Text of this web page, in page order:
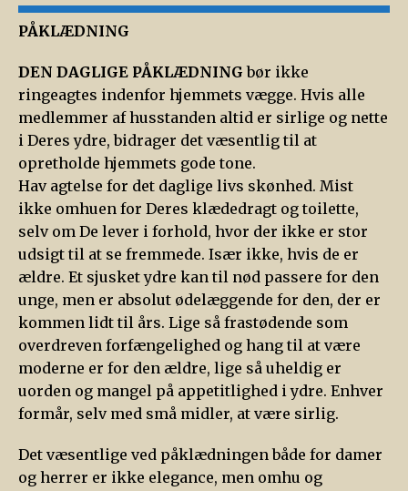
PÅKLÆDNING
DEN DAGLIGE PÅKLÆDNING bør ikke
ringeagtes indenfor hjemmets vægge. Hvis alle
medlemmer af husstanden altid er sirlige og nette
i Deres ydre, bidrager det væsentlig til at
opretholde hjemmets gode tone.
Hav agtelse for det daglige livs skønhed. Mist
ikke omhuen for Deres klædedragt og toilette,
selv om De lever i forhold, hvor der ikke er stor
udsigt til at se fremmede. Især ikke, hvis de er
ældre. Et sjusket ydre kan til nød passere for den
unge, men er absolut ødelæggende for den, der er
kommen lidt til års. Lige så frastødende som
overdreven forfængelighed og hang til at være
moderne er for den ældre, lige så uheldig er
uorden og mangel på appetitlighed i ydre. Enhver
formår, selv med små midler, at være sirlig.
Det væsentlige ved påklædningen både for damer
og herrer er ikke elegance, men omhu og